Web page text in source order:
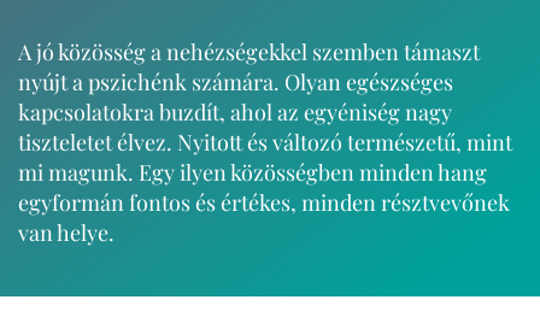
A jó közösség a nehézségekkel szemben támaszt
nyújt a pszichénk számára. Olyan egészséges
kapcsolatokra buzdít, ahol az egyéniség nagy
tiszteletet élvez. Nyitott és változó természetű, mint
mi magunk. Egy ilyen közösségben minden hang
egyformán fontos és értékes, minden résztvevőnek
van helye.